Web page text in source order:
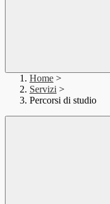
Home >
Servizi >
Percorsi di studio